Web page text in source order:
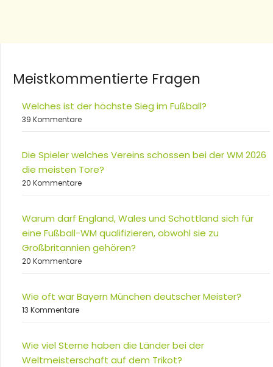
Meistkommentierte Fragen
Welches ist der höchste Sieg im Fußball?
39 Kommentare
Die Spieler welches Vereins schossen bei der WM 2026
die meisten Tore?
20 Kommentare
Warum darf England, Wales und Schottland sich für
eine Fußball-WM qualifizieren, obwohl sie zu
Großbritannien gehören?
20 Kommentare
Wie oft war Bayern München deutscher Meister?
13 Kommentare
Wie viel Sterne haben die Länder bei der
Weltmeisterschaft auf dem Trikot?